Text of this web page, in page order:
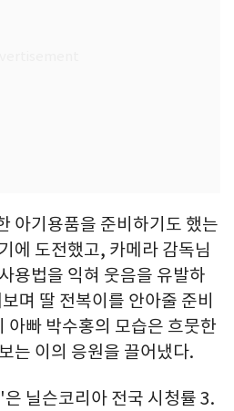
아기용품을 준비하기도 했는
에 도전했고, 카메라 감독님
용법을 익혀 웃음을 유발하
며 딸 전복이를 안아줄 준비
아빠 박수홍의 모습은 흐뭇한
는 이의 응원을 끌어냈다.
닐슨코리아 전국 시청률 3.